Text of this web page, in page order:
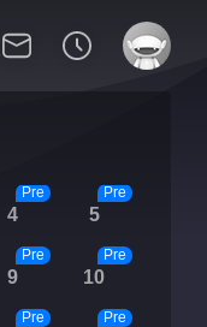
4
Pre
5
Pre
9
Pre
10
Pre
Pre Pre